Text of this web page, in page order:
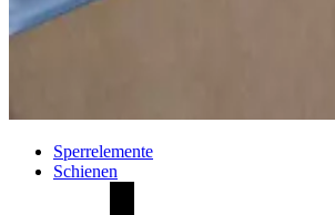
Sperrelemente
Schienen